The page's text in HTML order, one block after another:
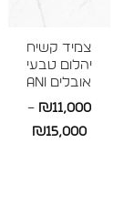
צמיד קשיח
יהלום טבעי
אובלים ANI
₪11,000
–
₪15,000